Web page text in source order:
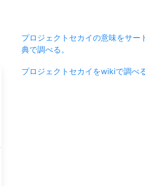
プロジェクトセカイの意味をサー
典で調べる。
プロジェクトセカイをwikiで調べる